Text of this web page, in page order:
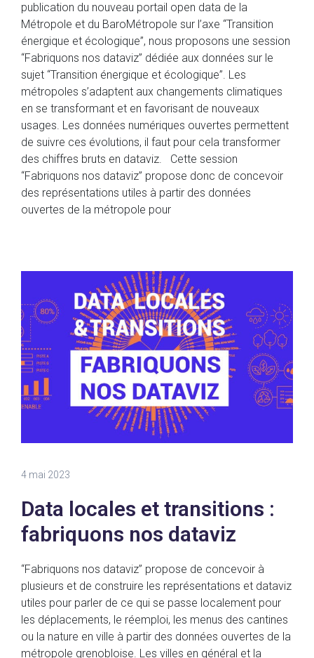
publication du nouveau portail open data de la
Métropole et du BaroMétropole sur l’axe “Transition
énergique et écologique”, nous proposons une session
“Fabriquons nos dataviz” dédiée aux données sur le
sujet “Transition énergique et écologique”. Les
métropoles s’adaptent aux changements climatiques
en se transformant et en favorisant de nouveaux
usages. Les données numériques ouvertes permettent
de suivre ces évolutions, il faut pour cela transformer
des chiffres bruts en dataviz. Cette session
“Fabriquons nos dataviz” propose donc de concevoir
des représentations utiles à partir des données
ouvertes de la métropole pour
4 mai 2023
Data locales et transitions :
fabriquons nos dataviz
“Fabriquons nos dataviz” propose de concevoir à
plusieurs et de construire les représentations et dataviz
utiles pour parler de ce qui se passe localement pour
les déplacements, le réemploi, les menus des cantines
ou la nature en ville à partir des données ouvertes de la
métropole grenobloise. Les villes en général et la